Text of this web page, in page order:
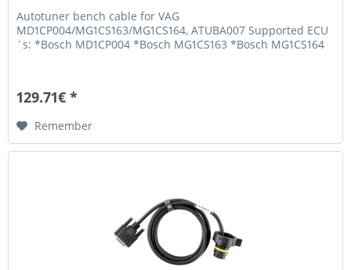
Autotuner bench cable for VAG
MD1CP004/MG1CS163/MG1CS164, ATUBA007 Supported ECU
´s: *Bosch MD1CP004 *Bosch MG1CS163 *Bosch MG1CS164
129.71€ *
Remember